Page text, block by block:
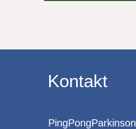
Kontakt
PingPongParkinson